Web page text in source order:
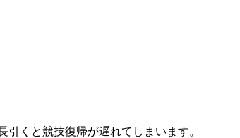
くと競技復帰が遅れてしまいます。